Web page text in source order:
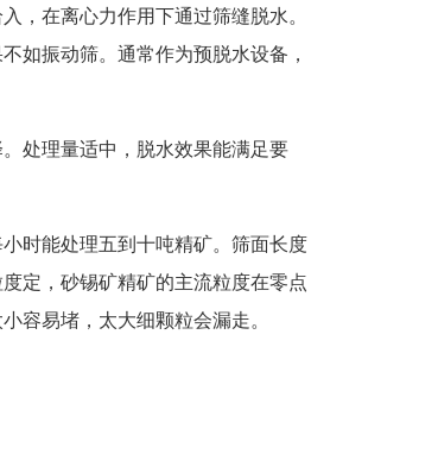
，在离心力作用下通过筛缝脱水。
如振动筛。通常作为预脱水设备，
处理量适中，脱水效果能满足要
时能处理五到十吨精矿。筛面长度
定，砂锡矿精矿的主流粒度在零点
容易堵，太大细颗粒会漏走。